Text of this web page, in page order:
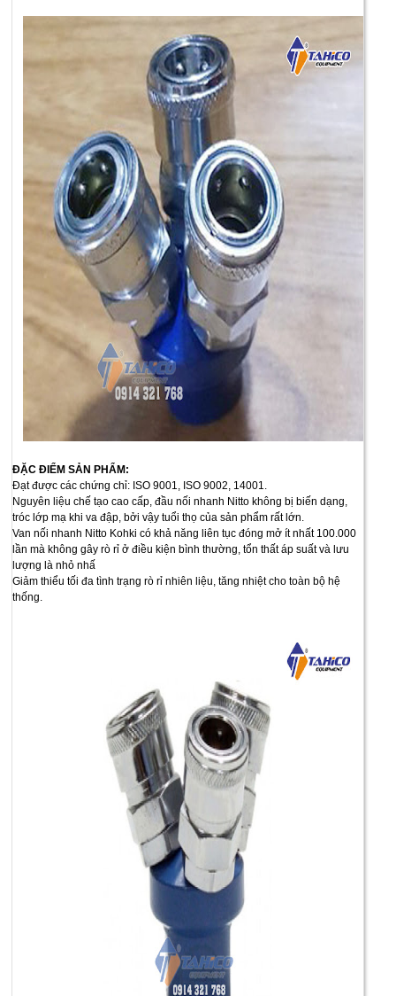
ĐẶC ĐIỂM SẢN PHẨM:
Đạt được các chứng chỉ: ISO 9001, ISO 9002, 14001.
Nguyên liệu chế tạo cao cấp, đầu nối nhanh Nitto không bị biến dạng,
tróc lớp mạ khi va đập, bởi vậy tuổi thọ của sản phẩm rất lớn.
Van nối nhanh Nitto Kohki có khả năng liên tục đóng mở ít nhất 100.000
lần mà không gây rò rỉ ở điều kiện bình thường, tổn thất áp suất và lưu
lượng là nhỏ nhấ
Giảm thiểu tối đa tình trạng rò rỉ nhiên liệu, tăng nhiệt cho toàn bộ hệ
thống.